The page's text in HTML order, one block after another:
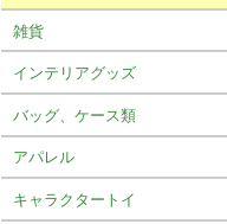
雑貨
インテリアグッズ
バッグ、ケース類
アパレル
キャラクタートイ